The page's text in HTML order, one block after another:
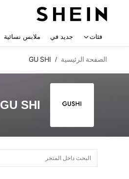
فئات جديد في ملابس نسائية
الصفحة الرئيسية /
GU SHI
GU SHI